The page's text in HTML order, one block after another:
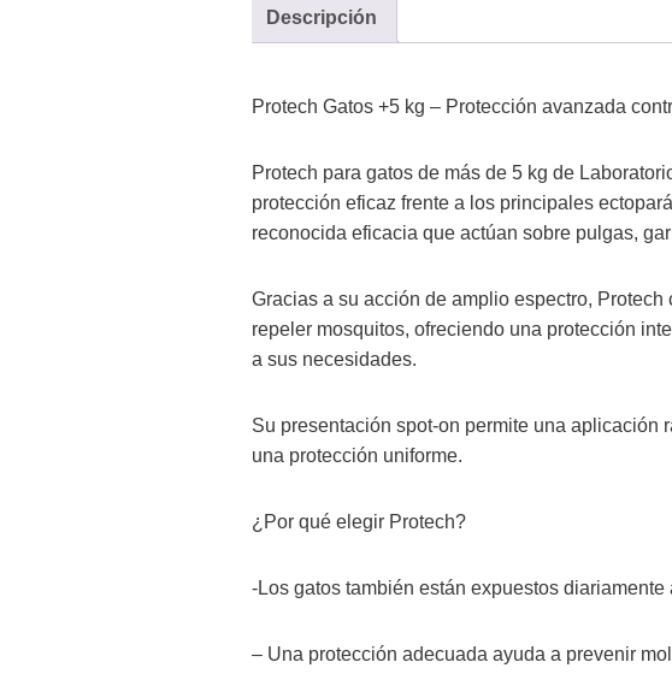
Descripción
Protech Gatos +5 kg – Protección avanzada
Protech para gatos de más de 5 kg de
protección eficaz frente a los principales
reconocida eficacia que actúan sobre pulgas,
Gracias a su acción de amplio espectro,
repeler mosquitos, ofreciendo una protección
a sus necesidades.
Su presentación spot-on permite una aplicación
una protección uniforme.
¿Por qué elegir Protech?
-Los gatos también están expuestos
– Una protección adecuada ayuda a prevenir